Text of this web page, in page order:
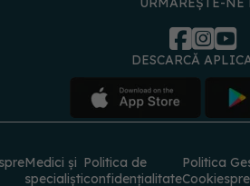
Politica de
confidențialitate
Cookies
© 2026 PRESS MEDIA ELECTRONIC